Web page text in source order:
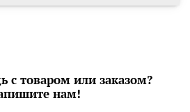
товаром или заказом?
нам!